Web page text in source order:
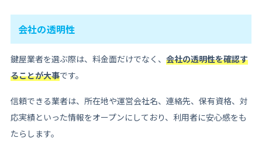
会社の透明性
鍵屋業者を選ぶ際は、料金面だけでなく、 会社の透明性を確認す
ることが大事です。
信頼できる業者は、所在地や運営会社名、連絡先、保有資格、対
応実績といった情報をオープンにしており、利用者に安心感をも
たらします。